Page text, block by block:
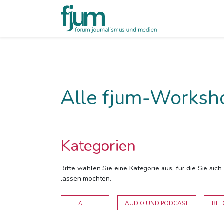
Alle fjum-
Kategorien
Bitte wählen Sie eine Kategorie aus, für die Sie
lassen möchten.
ALLE AUDIO UND PODCAST